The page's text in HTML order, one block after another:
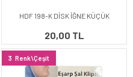
HDF 198-K DİSK İĞNE KÜÇÜK
20,00 TL
3 Renk\Çeşit